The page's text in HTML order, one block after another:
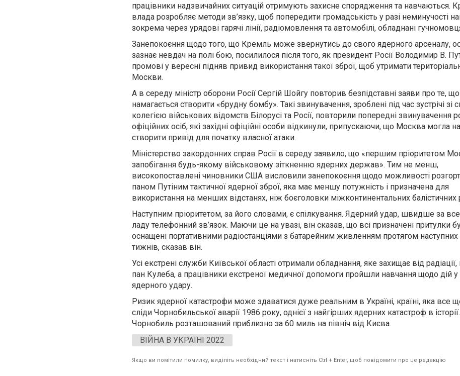
працівники надзвичайних ситуацій отримують захисне спорядження та навчаються.
влада розробляє методи зв’язку, щоб попередити громадськість у разі неминучості
зокрема через урядові гарячі лінії, радіомовлення та автомобілі, обладнані
Занепокоєння щодо того, що Кремль може звернутись до свого ядерного арсеналу,
зазнає невдач на полі бою, посилилося після того, як президент Росії Володимир В.
промові у вересні підняв привид використання такої зброї, щоб утримати
Москви.
А в середу міністр оборони Росії Сергій Шойгу повторив безпідставні заяви про те,
намагається створити «брудну бомбу». Такі звинувачення, зроблені під час зустрічі зі
колегією військових відомств Білорусі та Росії, повторили попередні звинувачення
офіційних осіб, які західні офіційні особи відкинули, припускаючи, що Москва могла
створити привід для початку власної атаки.
Міністерство закордонних справ Росії в середу заявило, що «першим пріоритетом
запобігання будь-якому військовому зіткненню ядерних держав». Тим не менш,
високопоставлені чиновники США висловили занепокоєння щодо можливості
паном Путіним тактичної ядерної зброї, яка має меншу потужність і призначена для
використання на менших відстанях, ніж боєголовки міжконтинентальних балістичних
Наступним пріоритетом, за його словами, є спілкування. Ядерний удар, швидше за
ладу телефонний зв’язок. Маючи це на увазі, він сказав, що всі призначені притулки
оснащені портативними радіостанціями з батарейним живленням протягом
тижнів, сказав він.
Усі екстрені служби Київської області отримали обладнання, яке захищає від
пан Кулеба, а працівники екстреної медичної допомоги пройшли навчання щодо дій у
ядерного удару.
Ризик ядерної катастрофи може здаватися дуже реальним в Україні, країні, яка все
сліди Чорнобильської аварії 1986 року, однієї з найгірших ядерних катастроф в історії.
Чорнобиль розташований приблизно за 60 миль на північ від Києва.
ВІЙНА В УКРАЇНІ 2022
Якщо ви помітили помилку, виділіть необхідний текст і натисніть Ctrl + Enter, щоб повідомити про це редакцію